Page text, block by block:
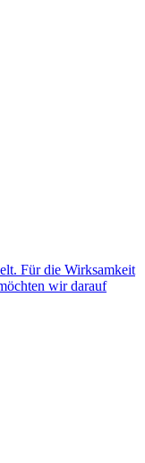
Für die Wirksamkeit
wir darauf